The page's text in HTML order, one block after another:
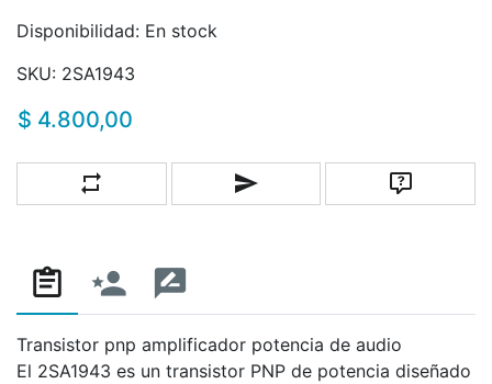
Disponibilidad: En stock
SKU: 2SA1943
$ 4.800,00
Añadir a la lista de comparaciónEscribe un correo a un amigo
Pregunta
Transistor pnp amplificador potencia de audio
El 2SA1943 es un transistor PNP de potencia diseñado